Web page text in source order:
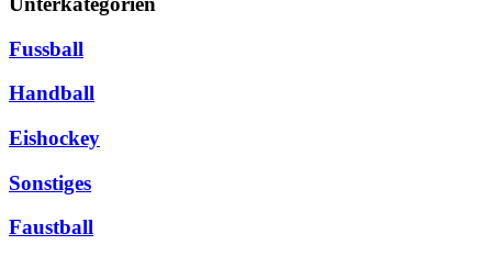
Fussball
Handball
Eishockey
Sonstiges
Faustball